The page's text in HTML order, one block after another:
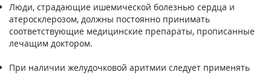
Люди, страдающие ишемической болезнью сердца и
атеросклерозом, должны постоянно принимать
соответствующие медицинские препараты, прописанные
лечащим доктором.
При наличии желудочковой аритмии следует применять